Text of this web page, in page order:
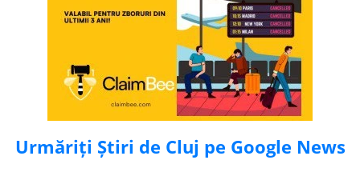
Urmăriți Știri de Cluj pe Google News